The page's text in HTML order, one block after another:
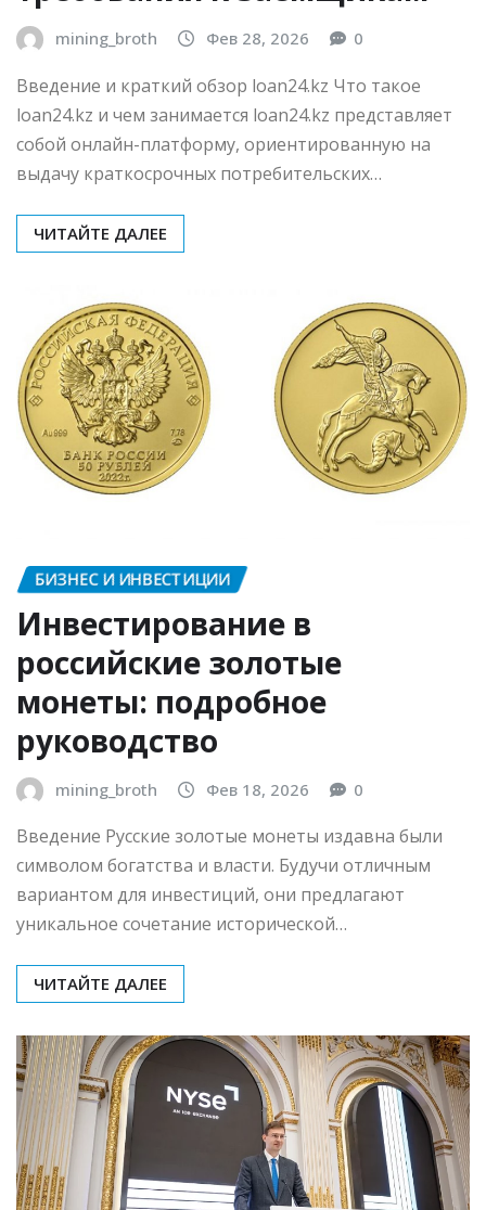
Обзор онлайн-займов:
условия выдачи,
процентные ставки и
требования к заемщикам
mining_broth Фев 28, 2026
Введение и краткий обзор loan24.kz Что такое
выдачу краткосрочных потребительских…
ЧИТАЙТЕ ДАЛЕЕ
Инвестирование в
российские золотые
монеты: подробное
руководство
Фев 18, 2026
Введение Русские золотые монеты издавна были
вариантом для инвестиций, они предлагают
уникальное сочетание исторической…
ЧИТАЙТЕ ДАЛЕЕ